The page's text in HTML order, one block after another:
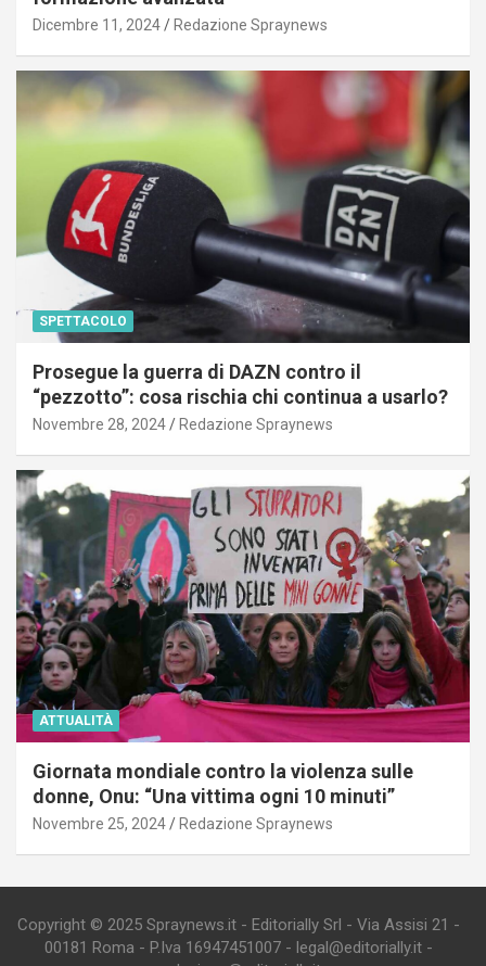
Dicembre 11, 2024 Redazione Spraynews
SPETTACOLO
Prosegue la guerra di DAZN contro il
“pezzotto”: cosa rischia chi continua a usarlo?
Novembre 28, 2024 Redazione Spraynews
ATTUALITÀ
Giornata mondiale contro la violenza sulle
donne, Onu: “Una vittima ogni 10 minuti”
Novembre 25, 2024 Redazione Spraynews
Copyright © 2025 Spraynews.it - Editorially Srl - Via Assisi 21 -
00181 Roma - P.Iva 16947451007 - legal@editorially.it -